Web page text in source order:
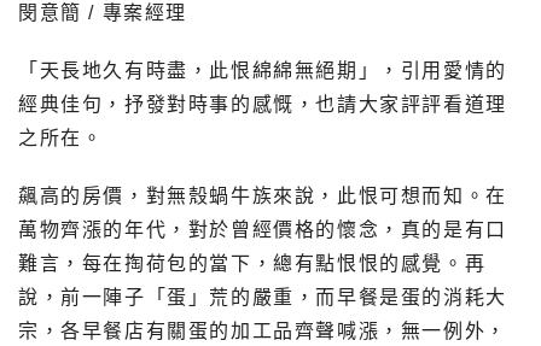
閔意簡 / 專案經理
「天長地久有時盡，此恨綿綿無絕期」，引用愛情的
經典佳句，抒發對時事的感慨，也請大家評評看道理
之所在。
飆高的房價，對無殼蝸牛族來說，此恨可想而知。在
萬物齊漲的年代，對於曾經價格的懷念，真的是有口
難言，每在掏荷包的當下，總有點恨恨的感覺。再
說，前一陣子「蛋」荒的嚴重，而早餐是蛋的消耗大
宗，各早餐店有關蛋的加工品齊聲喊漲，無一例外，